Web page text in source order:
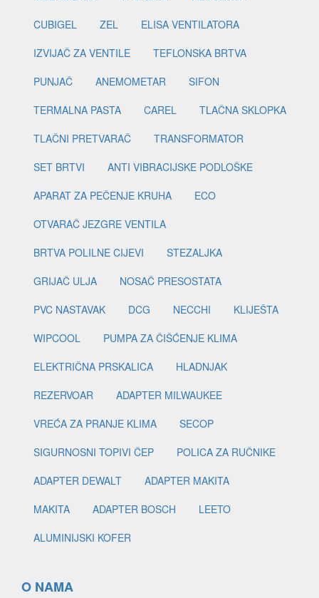
CUBIGEL
ZEL
ELISA VENTILATORA
IZVIJAČ ZA VENTILE
TEFLONSKA BRTVA
PUNJAČ
ANEMOMETAR
SIFON
TERMALNA PASTA
CAREL
TLAČNA SKLOPKA
TLAČNI PRETVARAČ
TRANSFORMATOR
SET BRTVI
ANTI VIBRACIJSKE PODLOŠKE
APARAT ZA PEČENJE KRUHA
ECO
OTVARAČ JEZGRE VENTILA
BRTVA POLILNE CIJEVI
STEZALJKA
GRIJAČ ULJA
NOSAČ PRESOSTATA
PVC NASTAVAK
DCG NECCHI
KLIJEŠTA
WIPCOOL
PUMPA ZA ČIŠĆENJE KLIMA
ELEKTRIČNA PRSKALICA
HLADNJAK
REZERVOAR
ADAPTER MILWAUKEE
VREĆA ZA PRANJE KLIMA
SECOP
SIGURNOSNI TOPIVI ČEP
POLICA ZA RUČNIKE
ADAPTER DEWALT
ADAPTER MAKITA
MAKITA
ADAPTER BOSCH
LEETO
ALUMINIJSKI KOFER
O NAMA